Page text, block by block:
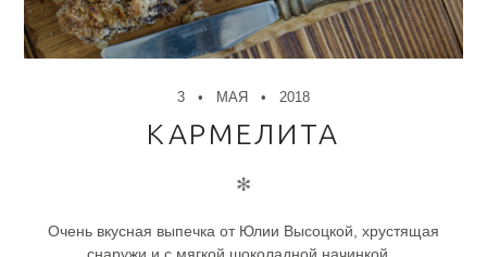
3 МАЯ 2018
КАРМЕЛИТА
✻
Очень вкусная выпечка от Юлии Высоцкой, хрустящая